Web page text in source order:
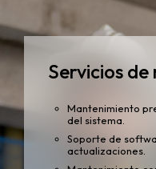
Servicios
Mantenimiento
del sistema.
Soporte de
actualizaciones.